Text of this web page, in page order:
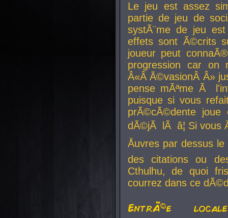
Le jeu est assez
partie de jeu de
systÃ¨me de jeu
effets sont Ã©crits
joueur peut
progression car
Â«Â Ã©vasionÂ Â»
pense mÃªme Ã
puisque si vous
prÃ©cÃ©dente
dÃ©jÃ lÃ â¦ Si vous
Åuvres par dessus
des citations ou
Cthulhu, de quoi
courrez dans ce
EntrÃ©e